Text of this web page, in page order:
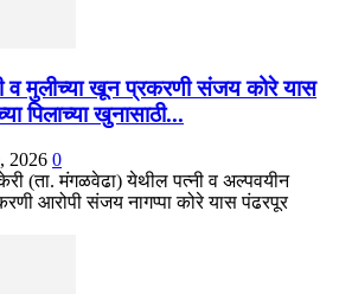
व मुलीच्या खून प्रकरणी संजय कोरे यास
पिलाच्या खुनासाठी...
2026 0
(ता. मंगळवेढा) येथील पत्नी व अल्पवयीन
आरोपी संजय नागप्पा कोरे यास पंढरपूर